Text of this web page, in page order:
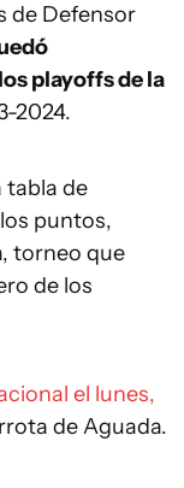
de Defensor
playoffs de la
2024.
tabla de
puntos,
torneo que
de los
el lunes,
de Aguada.